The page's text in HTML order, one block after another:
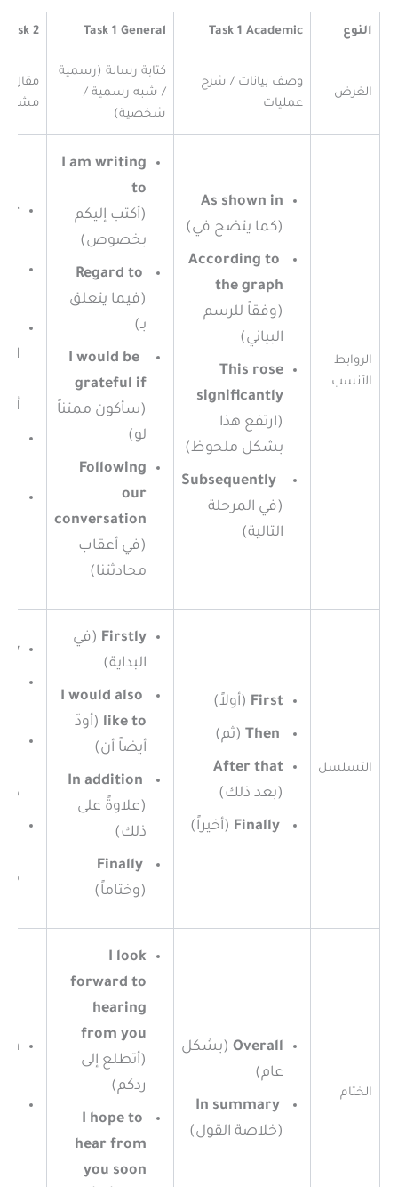
النوع Task 1 Academic
Task 1 General
Task 2
الغرض
وصف بيانات / شرح
عمليات
كتابة رسالة (رسمية
/ شبه رسمية /
شخصية)
مقال
الروابط
الأنسب
As shown in
(كما يتضح في)
According to
the graph
(وفقاً للرسم
البياني)
This rose
significantly
(ارتفع هذا
بشكل ملحوظ)
Subsequently
(في المرحلة
التالية)
I am writing
to
(أكتب إليكم
بخصوص)
Regard to
(فيما يتعلق
بـ)
I would be
grateful if
(سأكون ممتناً
لو)
Following
our
conversation
(في أعقاب
محادثتنا)
التسلسل
First (أولاً)
Then (ثم)
After that
(بعد ذلك)
(أخيراً)
Firstly (في
البداية)
I would also
like to (أودّ
أيضاً أن)
In addition
(علاوةً على
ذلك)
Finally
(وختاماً)
الختام
Overall (بشكل
عام)
(خلاصة القول)
I look
forward to
hearing
from you
(أتطلع إلى
ردكم)
I hope to
hear from
you soon